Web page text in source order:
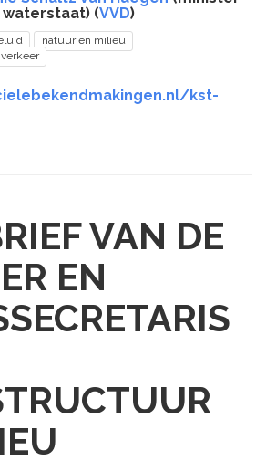
(VVD)
natuur en milieu
verkeer
kst-
VAN DE
EN